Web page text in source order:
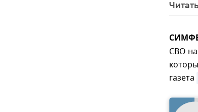
СВО
газета